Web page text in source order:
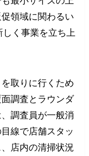
領域に関わるい
しく事業を立ち上
取りに行くため
調査とラウンダ
調査員が一般消
線で店舗スタッ
店内の清掃状況